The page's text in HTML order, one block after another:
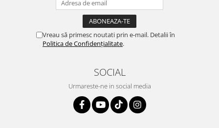
Vreau să primesc noutati prin e-mail. Detalii în
Politica de Confidențialitate.
SOCIAL
Urmareste-ne in social media